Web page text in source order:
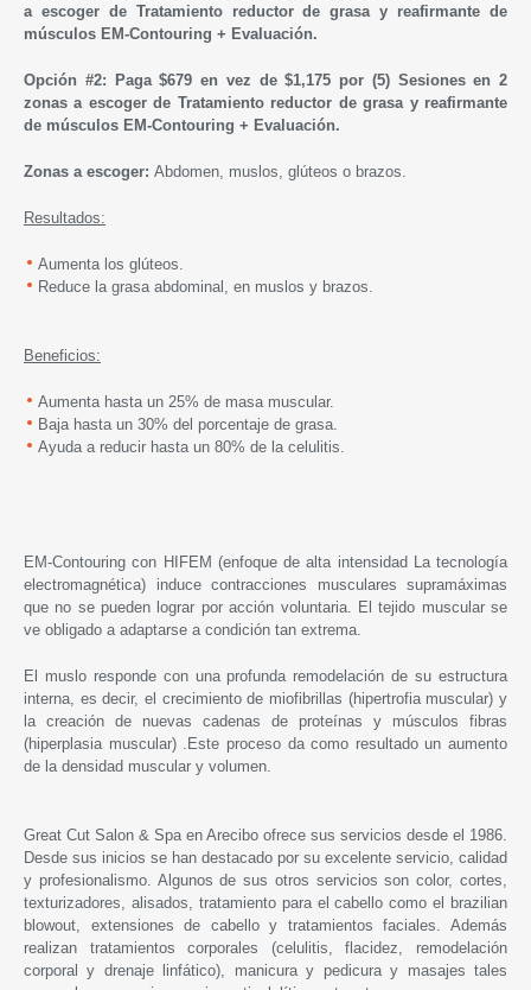
a escoger de Tratamiento reductor de grasa y reafirmante de
músculos EM-Contouring + Evaluación.
Opción #2: Paga $679 en vez de $1,175 por (5) Sesiones en 2
zonas a escoger de Tratamiento reductor de grasa y reafirmante
de músculos EM-Contouring + Evaluación.
Zonas a escoger: Abdomen, muslos, glúteos o brazos.
Resultados:
Aumenta los glúteos.
Reduce la grasa abdominal, en muslos y brazos.
Beneficios:
Aumenta hasta un 25% de masa muscular.
Baja hasta un 30% del porcentaje de grasa.
Ayuda a reducir hasta un 80% de la celulitis.
EM-Contouring con HIFEM (enfoque de alta intensidad La tecnología
electromagnética) induce contracciones musculares supramáximas
que no se pueden lograr por acción voluntaria. El tejido muscular se
ve obligado a adaptarse a condición tan extrema.
El muslo responde con una profunda remodelación de su estructura
interna, es decir, el crecimiento de miofibrillas (hipertrofia muscular) y
la creación de nuevas cadenas de proteínas y músculos fibras
(hiperplasia muscular) .Este proceso da como resultado un aumento
de la densidad muscular y volumen.
Great Cut Salon & Spa en Arecibo ofrece sus servicios desde el 1986.
Desde sus inicios se han destacado por su excelente servicio, calidad
y profesionalismo. Algunos de sus otros servicios son color, cortes,
texturizadores, alisados, tratamiento para el cabello como el brazilian
blowout, extensiones de cabello y tratamientos faciales. Además
realizan tratamientos corporales (celulitis, flacidez, remodelación
corporal y drenaje linfático), manicura y pedicura y masajes tales